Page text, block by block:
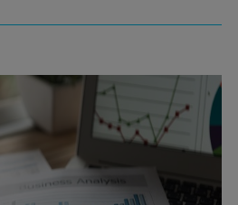
de 25 pb du taux des Fed funds